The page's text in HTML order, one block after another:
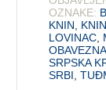
OZNAKE:
KNIN
LOVINAC
SRPSKA
SRBI ,